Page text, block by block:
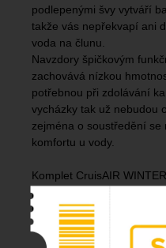
podlepenými švy vytváří
takže vás nepřekvapí ani
voda na člunu.
Navzdory špičkovým
zachovává nízkou
potřebnou při zdolávání
vycházky tak už nebudou
zejména o soustředění se
komfortu u vody.
Komplet CruisAIR
prodávané bundy a
nekompromisní ochranu
podmínkám.